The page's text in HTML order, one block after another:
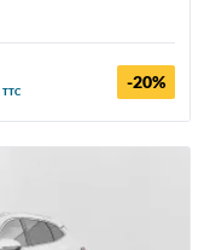
TTC -20%